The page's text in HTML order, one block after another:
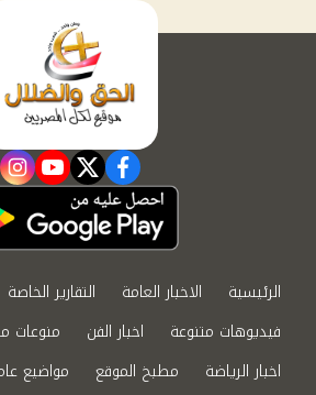
facebook
twitter
youtube
الرئيسية الاخبار العامة التقارير الخاصة
فيديوهات متنوعة
اخبار الفن
منوعات
اخبار الرياضة
مطبخ الموقع مواضيع